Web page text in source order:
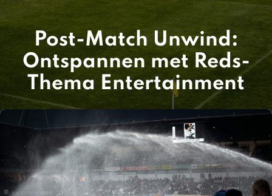
Post-Match Unwind:
Ontspannen met Reds-
Thema Entertainment